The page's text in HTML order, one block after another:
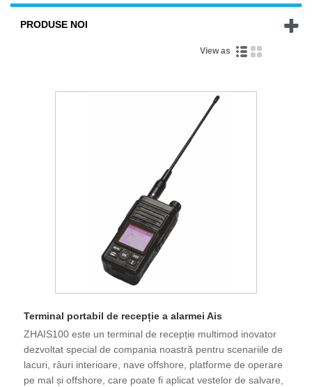
PRODUSE NOI
View as
Terminal portabil de recepție a alarmei Ais
ZHAIS100 este un terminal de recepție multimod inovator
dezvoltat special de compania noastră pentru scenariile de
lacuri, râuri interioare, nave offshore, platforme de operare
pe mal și offshore, care poate fi aplicat vestelor de salvare,